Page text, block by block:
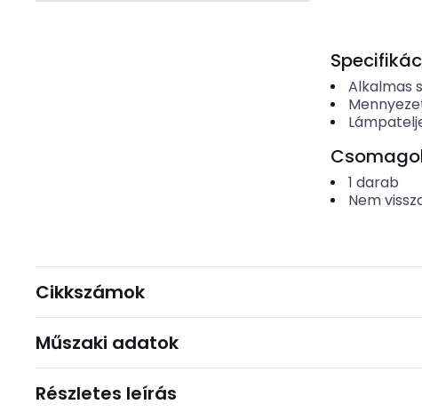
Alkalmas
1 darab
Nem
Cikkszámok
Műszaki adatok
Részletes leírás